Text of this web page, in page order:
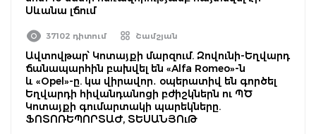
Սևանա լճում
37102 դիտում Շամշյան
Ավտովթար՝ Կոտայքի մարզում. Զովունի-Եղվարդ
ճանապարհին բախվել են «Alfa Romeo»-ն
և «Opel»-ը. կա վիրավոր․ օպերատիվ են գործել
Եղվարդի հիվանդանոցի բժիշկներն ու ՊԾ
Կոտայքի գումարտակի պարեկները.
ՖՈՏՈՌԵՊՈՐՏԱԺ, ՏԵՍԱՆՅՈւԹ